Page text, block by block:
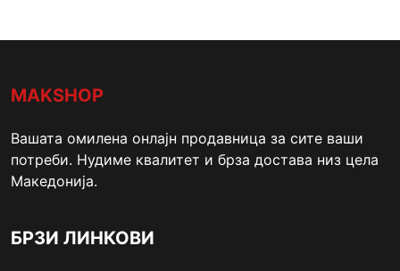
MAKSHOP
Вашата омилена онлајн продавница за сите ваши
потреби. Нудиме квалитет и брза достава низ цела
Македонија.
БРЗИ ЛИНКОВИ